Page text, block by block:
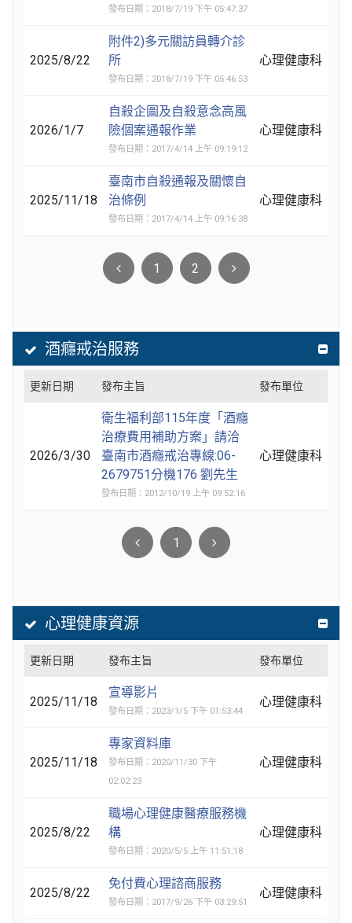
發布日期：2018/7/19 下午 05:47:37
2025/8/22
附件2)多元關訪員轉介診
所
發布日期：2018/7/19 下午 05:46:53
心理健康科
2026/1/7
自殺企圖及自殺意念高風
險個案通報作業
發布日期：2017/4/14 上午 09:19:12
心理健康科
2025/11/18
臺南市自殺通報及關懷自
治條例
發布日期：2017/4/14 上午 09:16:38
心理健康科
1 2
酒癮戒治服務
更新日期 發布主旨 發布單位
2026/3/30
衛生福利部115年度「酒癮
治療費用補助方案」請洽
臺南市酒癮戒治專線:06-
2679751分機176 劉先生
發布日期：2012/10/19 上午 09:52:16
心理健康科
1
心理健康資源
更新日期 發布主旨 發布單位
2025/11/18
宣導影片
發布日期：2023/1/5 下午 01:53:44
心理健康科
2025/11/18
專家資料庫
發布日期：2020/11/30 下午
02:02:23
心理健康科
2025/8/22
職場心理健康醫療服務機
構
發布日期：2020/5/5 上午 11:51:18
心理健康科
2025/8/22
免付費心理諮商服務
發布日期：2017/9/26 下午 03:29:51
心理健康科